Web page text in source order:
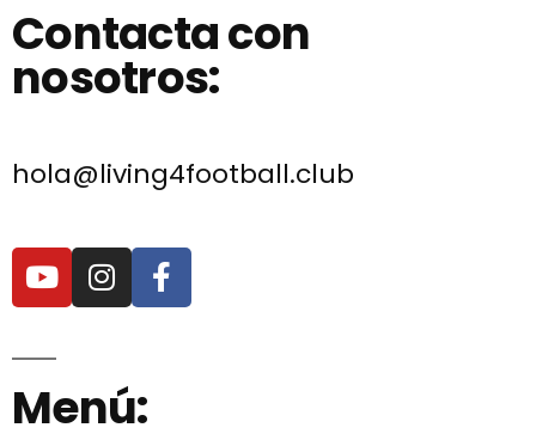
Contacta con
nosotros:
hola@living4football.club
Menú: